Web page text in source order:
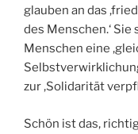
glauben an das
des Menschen.‘
Menschen eine
zur ,Solidarität
Schön ist das,